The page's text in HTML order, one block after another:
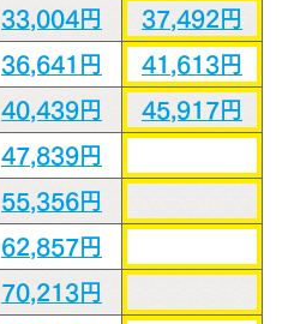
33,004円 37,492円
36,641円 41,613円
40,439円 45,917円
47,839円
55,356円
62,857円
70,213円